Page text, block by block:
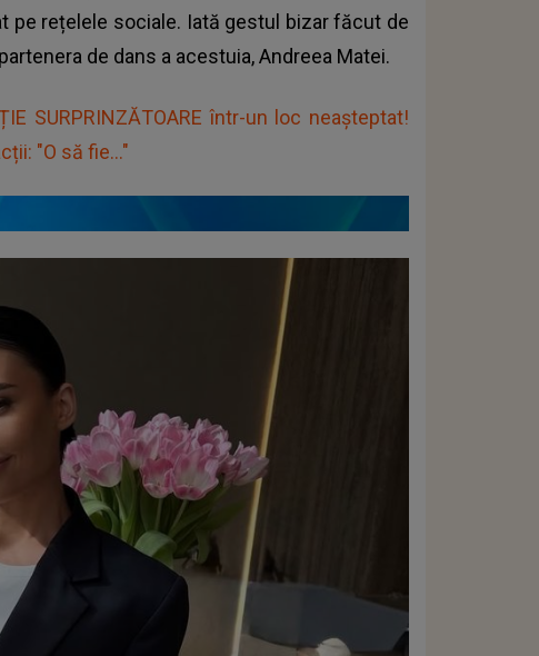
pe rețelele sociale. Iată gestul bizar făcut de
de dans a acestuia, Andreea Matei.
SURPRINZĂTOARE într-un loc neașteptat!
"O să fie..."